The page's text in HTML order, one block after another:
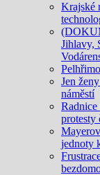
Krajské
Jihlavy,
Jen
náměstí
protesty
jednoty